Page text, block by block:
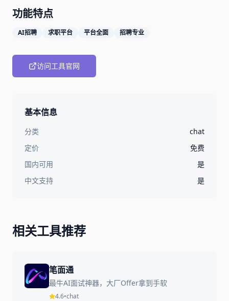
功能特点
AI招聘 求职平台 平台全面 招聘专业
访问工具官网
基本信息
分类
chat
定价
免费
国内可用
是
中文支持
是
相关工具推荐
笔面通
最牛AI面试神器，大厂Offer拿到手软
4.6•chat